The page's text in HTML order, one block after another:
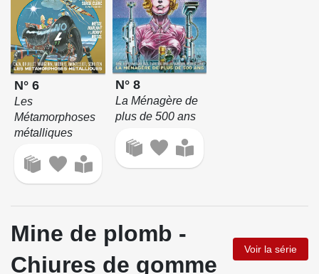
N° 6
Les
Métamorphoses
métalliques
N° 8
La Ménagère de
plus de 500 ans
Mine de plomb -
Chiures de gomme
Voir la série